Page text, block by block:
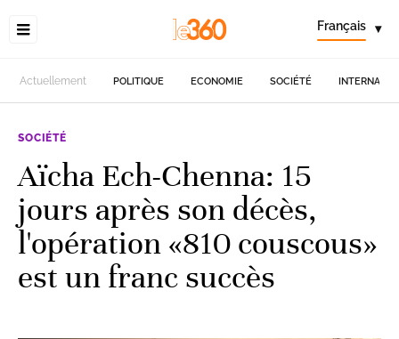
Français ▾
Actuellement POLITIQUE ECONOMIE SOCIÉTÉ
SOCIÉTÉ
Aïcha Ech-Chenna: 15
jours après son décès,
l'opération «810 couscous»
est un franc succès